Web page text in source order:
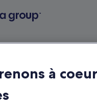
: hôtels 3 étoiles
hôtels 3 étoiles
de Montparnasse : hôtels à
hôtels
Montparnasse 1 et 2 :
à